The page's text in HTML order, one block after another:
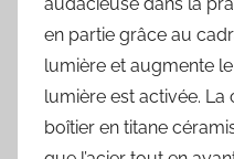
en partie grâce au
lumière et augmente
lumière est activée.
boîtier en titane